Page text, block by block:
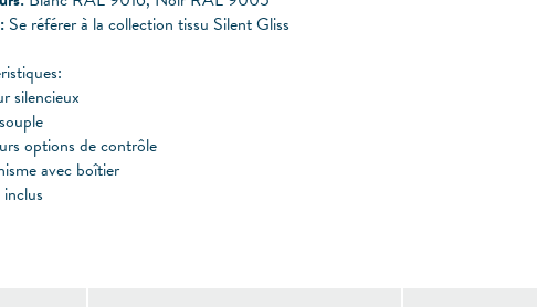
Se référer à la collection tissu Silent Gliss
silencieux
options de contrôle
avec boîtier
inclus